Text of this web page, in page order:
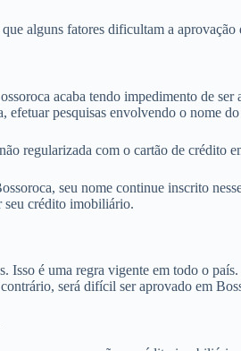
alguns fatores dificultam a
acaba tendo impedimento de
efetuar pesquisas envolvendo o nome do
regularizada com o cartão de crédito
seu nome continue inscrito
seu crédito imobiliário.
é uma regra vigente em todo o
será difícil ser aprovado em